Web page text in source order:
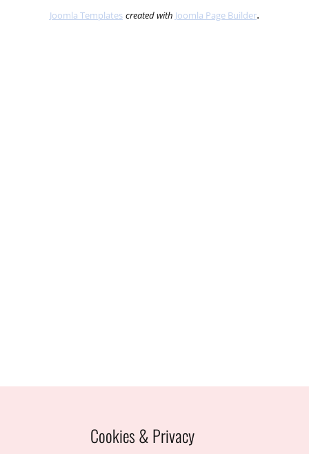
Joomla Templates created with Joomla Page Builder.
Cookies & Privacy